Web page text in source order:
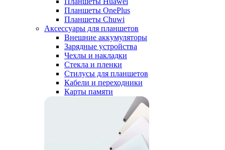
Планшеты OnePlus
Планшеты Chuwi
Аксессуары для планшетов
Внешние аккумуляторы
Зарядные устройства
Чехлы и накладки
Стекла и пленки
Стилусы для планшетов
Кабели и переходники
Карты памяти